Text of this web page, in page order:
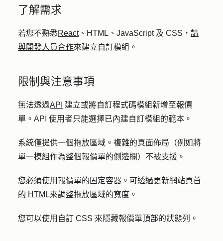
了解需求
若您不熟悉React、HTML、JavaScript 及 CSS， 請
與開發人員合作來建立自訂模組。
限制與注意事項
無法透過API 建立或將自訂程式碼模組新增至報價
單。API 使用者只能選擇已內建自訂模組的範本。
系統僅提供一個拖放區域。複雜的頁面佈局（例如將
單一模組作為整個報價單的側邊欄）不被支援。
您必須使用報價單的固定容器。可透過更新網站頁首
的 HTML來調整拖放區域的寬度。
您可以使用自訂 CSS 來隱藏報價單頂部的狀態列。